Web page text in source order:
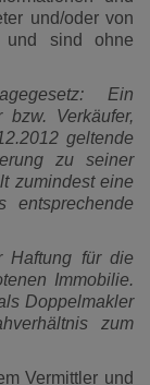
und/oder von
und sind ohne
Ein
bzw. Verkäufer,
geltende
zu seiner
zumindest eine
Haftung für die
Immobilie.
Doppelmakler
zum
Vermittler und